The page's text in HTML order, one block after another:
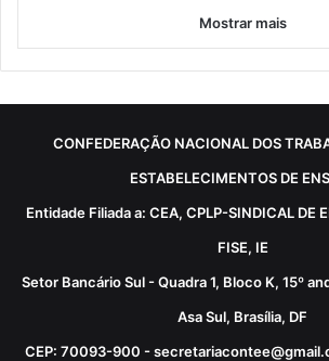
Mostrar mais
CONFEDERAÇÃO NACIONAL DOS
ESTABELECIMENTOS DE
Entidade Filiada a: CEA, CPLP-SINDICAL DE
FISE, IE
Setor Bancário Sul - Quadra 1, Bloco K, 15º
Asa Sul, Brasília, DF
CEP: 70093-900 -